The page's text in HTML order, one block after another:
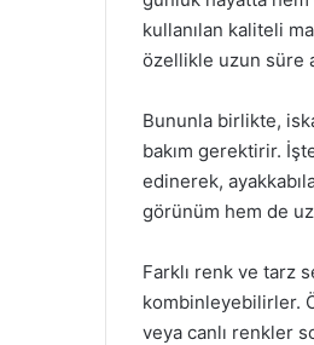
kullanılan kaliteli
özellikle uzun süre
Bununla birlikte,
bakım gerektirir.
edinerek,
görünüm hem de
Farklı renk ve tarz
kombinleyebilirler.
veya canlı renkler